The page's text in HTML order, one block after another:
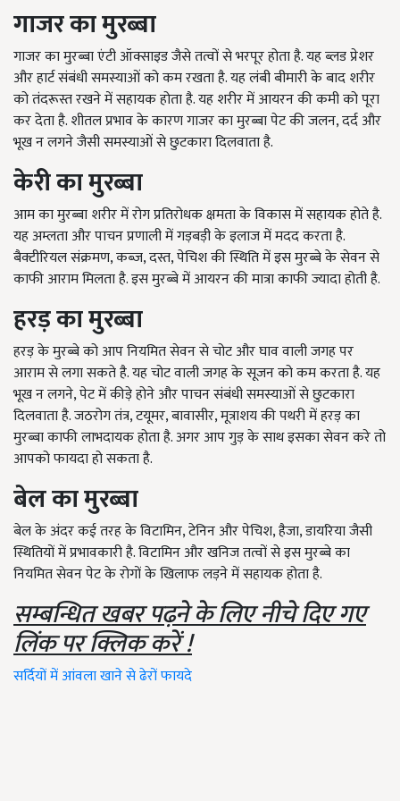
गाजर का मुरब्बा
गाजर का मुरब्बा एंटी ऑक्साइड जैसे तत्वों से भरपूर होता है. यह ब्लड प्रेशर
और हार्ट संबंधी समस्याओं को कम रखता है. यह लंबी बीमारी के बाद शरीर
को तंदरूस्त रखने में सहायक होता है. यह शरीर में आयरन की कमी को पूरा
कर देता है. शीतल प्रभाव के कारण गाजर का मुरब्बा पेट की जलन, दर्द और
भूख न लगने जैसी समस्याओं से छुटकारा दिलवाता है.
केरी का मुरब्बा
आम का मुरब्बा शरीर में रोग प्रतिरोधक क्षमता के विकास में सहायक होते है.
यह अम्लता और पाचन प्रणाली में गड़बड़ी के इलाज में मदद करता है.
बैक्टीरियल संक्रमण, कब्ज, दस्त, पेचिश की स्थिति में इस मुरब्बे के सेवन से
काफी आराम मिलता है. इस मुरब्बे में आयरन की मात्रा काफी ज्यादा होती है.
हरड़ का मुरब्बा
हरड़ के मुरब्बे को आप नियमित सेवन से चोट और घाव वाली जगह पर
आराम से लगा सकते है. यह चोट वाली जगह के सूजन को कम करता है. यह
भूख न लगने, पेट में कीड़े होने और पाचन संबंधी समस्याओं से छुटकारा
दिलवाता है. जठरोग तंत्र, टयूमर, बावासीर, मूत्राशय की पथरी में हरड़ का
मुरब्बा काफी लाभदायक होता है. अगर आप गुड़ के साथ इसका सेवन करे तो
आपको फायदा हो सकता है.
बेल का मुरब्बा
बेल के अंदर कई तरह के विटामिन, टेनिन और पेचिश, हैजा, डायरिया जैसी
स्थितियों में प्रभावकारी है. विटामिन और खनिज तत्वों से इस मुरब्बे का
नियमित सेवन पेट के रोगों के खिलाफ लड़ने में सहायक होता है.
सम्बन्धित खबर पढ़ने के लिए नीचे दिए गए
लिंक पर क्लिक करें !
सर्दियों में आंवला खाने से ढेरों फायदे